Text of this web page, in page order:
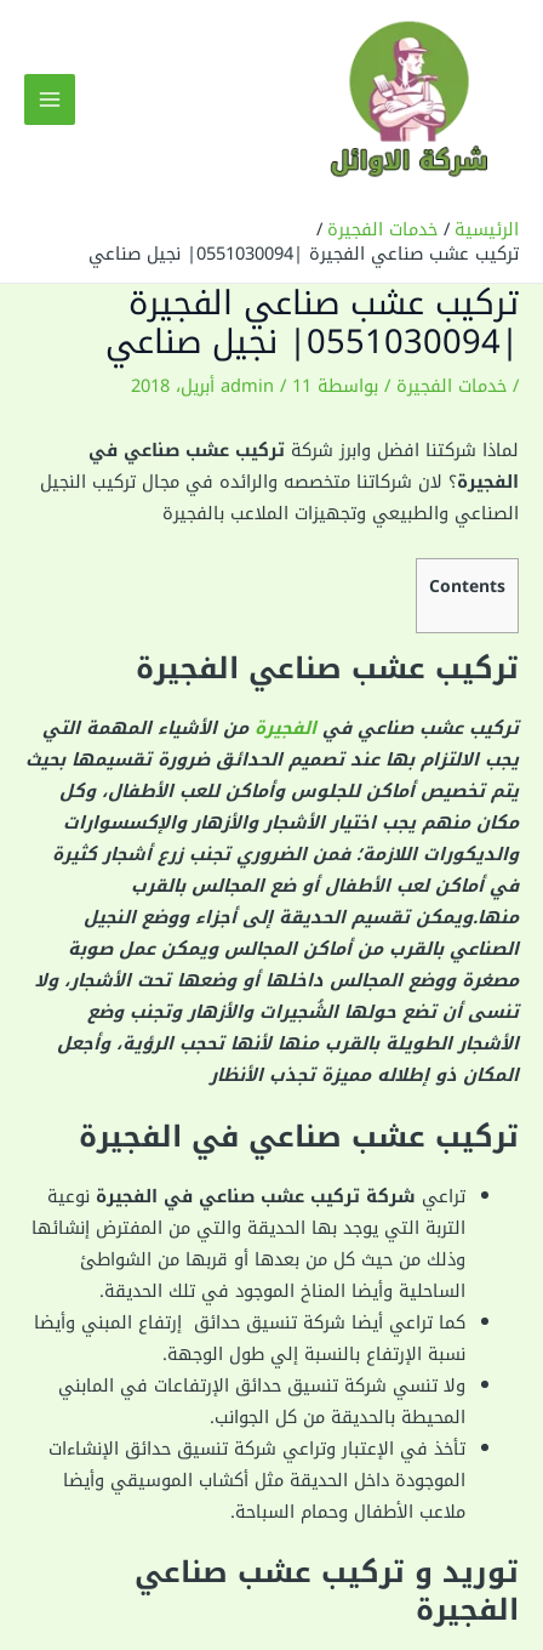
الرئيسية خدمات الفجيرة
تركيب عشب صناعي الفجيرة |0551030094| نجيل صناعي
تركيب عشب صناعي الفجيرة
|0551030094| نجيل صناعي
/خدمات الفجيرة / بواسطة admin / 11 أبريل، 2018
لماذا شركتنا افضل وابرز شركة تركيب عشب صناعي في
الفجيرة؟ لان شركاتنا متخصصه والرائده في مجال تركيب النجيل
الصناعي والطبيعي وتجهيزات الملاعب بالفجيرة
Contents
تركيب عشب صناعي الفجيرة
تركيب عشب صناعي فيالفجيرةمن الأشياء المهمة التي
يجب الالتزام بها عند تصميم الحدائق ضرورة تقسيمها بحيث
يتم تخصيص أماكن للجلوس وأماكن للعب الأطفال، وكل
مكان منهم يجب اختيار الأشجار والأزهار والإكسسوارات
والديكورات اللازمة؛ فمن الضروري تجنب زرع أشجار كثيرة
في أماكن لعب الأطفال أو ضع المجالس بالقرب
منها.ويمكن تقسيم الحديقة إلى أجزاء ووضع النجيل
الصناعي بالقرب من أماكن المجالس ويمكن عمل صوبة
مصغرة ووضع المجالس داخلها أو وضعها تحت الأشجار، ولا
تنسى أن تضع حولها الشُجيرات والأزهار وتجنب وضع
الأشجار الطويلة بالقرب منها لأنها تحجب الرؤية، وأجعل
المكان ذو إطلاله مميزة تجذب الأنظار
تركيب عشب صناعي في الفجيرة
تراعي شركة تركيب عشب صناعي في الفجيرة نوعية
التربة التي يوجد بها الحديقة والتي من المفترض إنشائها
وذلك من حيث كل من بعدها أو قربها من الشواطئ
الساحلية وأيضا المناخ الموجود في تلك الحديقة.
كما تراعي أيضا شركة تنسيق حدائق إرتفاع المبني وأيضا
نسبة الإرتفاع بالنسبة إلي طول الوجهة.
ولا تنسي شركة تنسيق حدائق الإرتفاعات في المابني
المحيطة بالحديقة من كل الجوانب.
تأخذ في الإعتبار وتراعي شركة تنسيق حدائق الإنشاءات
الموجودة داخل الحديقة مثل أكشاب الموسيقي وأيضا
ملاعب الأطفال وحمام السباحة.
توريد و تركيب عشب صناعي
الفجيرة